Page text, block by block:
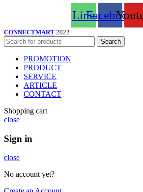
LineFacebook
CONNECTMART 2022
Search
PROMOTION
PRODUCT
SERVICE
ARTICLE
CONTACT
Shopping cart
close
Sign in
close
No account yet?